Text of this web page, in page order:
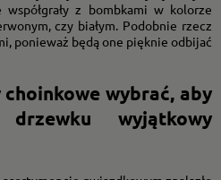
z bombkami w kolorze
czy białym. Podobnie rzecz
ponieważ będą one pięknie odbijać
wybrać, aby
wyjątkowy